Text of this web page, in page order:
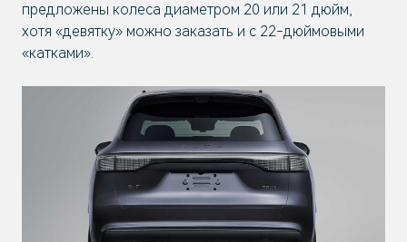
предложены колеса диаметром 20 или 21 дюйм,
хотя «девятку» можно заказать и с 22-дюймовыми
«катками».